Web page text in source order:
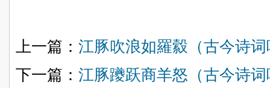
上一篇： 江豚吹浪如羅縠（古今诗
下一篇： 江豚躨跃商羊怒（古今诗